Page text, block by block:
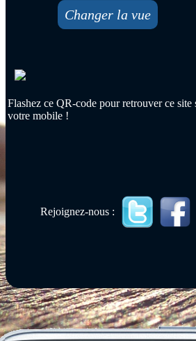
Changer la vue
Flashez ce QR-code pour retrouver ce site
votre mobile !
Rejoignez-nous :